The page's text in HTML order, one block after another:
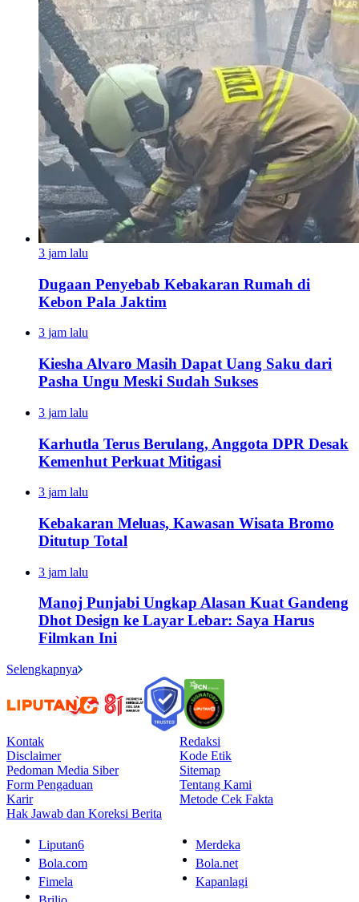
3 jam lalu
Dugaan Penyebab Kebakaran Rumah di
Kebon Pala Jaktim
3 jam lalu
Kiesha Alvaro Masih Dapat Uang Saku dari
Pasha Ungu Meski Sudah Sukses
3 jam lalu
Karhutla Terus Berulang, Anggota DPR Desak
Kemenhut Perkuat Mitigasi
3 jam lalu
Kebakaran Meluas, Kawasan Wisata Bromo
Ditutup Total
3 jam lalu
Manoj Punjabi Ungkap Alasan Kuat Gandeng
Dhot Design ke Layar Lebar: Saya Harus
Filmkan Ini
Selengkapnya
Kontak
Redaksi
Disclaimer
Kode Etik
Pedoman Media Siber
Sitemap
Form Pengaduan
Tentang Kami
Karir
Metode Cek Fakta
Hak Jawab dan Koreksi Berita
Liputan6
Merdeka
Bola.com
Bola.net
Fimela
Kapanlagi